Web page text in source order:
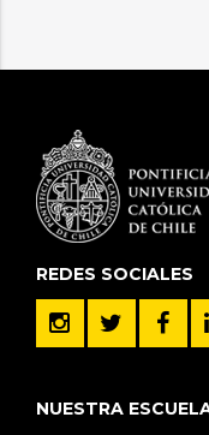
REDES SOCIALES
NUESTRA